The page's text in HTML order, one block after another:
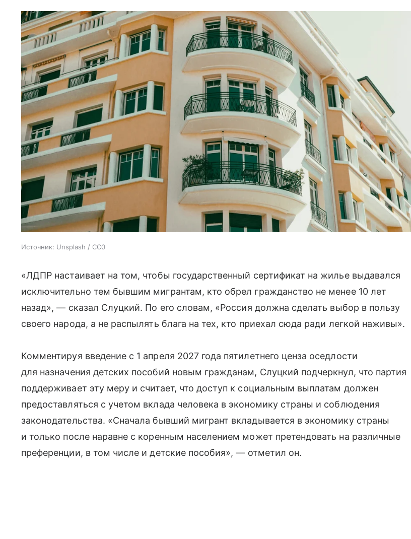
Источник: Unsplash / CC0
«ЛДПР настаивает на том, чтобы государственный сертификат на жилье выдавался
исключительно тем бывшим мигрантам, кто обрел гражданство не менее 10 лет
назад», — сказал Слуцкий. По его словам, «Россия должна сделать выбор в пользу
своего народа, а не распылять блага на тех, кто приехал сюда ради легкой наживы».
Комментируя введение с 1 апреля 2027 года пятилетнего ценза оседлости
для назначения детских пособий новым гражданам, Слуцкий подчеркнул, что партия
поддерживает эту меру и считает, что доступ к социальным выплатам должен
предоставляться с учетом вклада человека в экономику страны и соблюдения
законодательства. «Сначала бывший мигрант вкладывается в экономику страны
и только после наравне с коренным населением может претендовать на различные
преференции, в том числе и детские пособия», — отметил он.